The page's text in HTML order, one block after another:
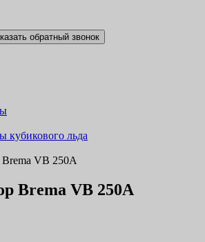
обратный звонок
кубикового льда
Brema VB 250A
Brema VB 250A